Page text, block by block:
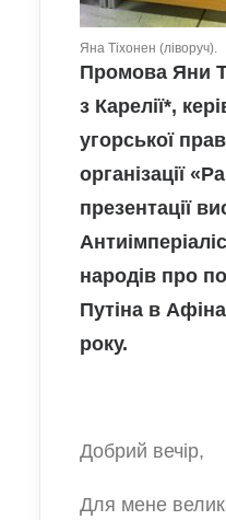
Яна Тіхонен (ліворуч).
Промова Яни
з Карелії*,
угорської
організації
презентації
народів про
Путіна в
року.
Добрий вечір,
Для мене